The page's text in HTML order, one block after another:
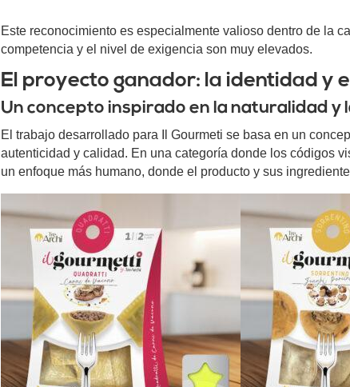
Este reconocimiento es especialmente valioso dentro de la
competencia y el nivel de exigencia son muy elevados.
El proyecto ganador: la identidad y
Un concepto inspirado en la naturalidad y
El trabajo desarrollado para Il Gourmeti se basa en un
autenticidad y calidad. En una categoría donde los códigos
un enfoque más humano, donde el producto y sus